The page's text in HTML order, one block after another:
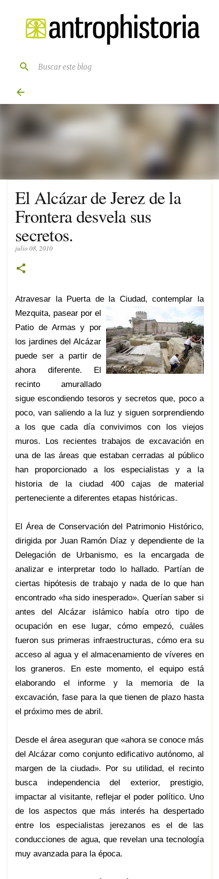
Ir al contenido principal
El Alcázar de Jerez de la
Frontera desvela sus
secretos.
julio 08, 2010
Atravesar la Puerta de la Ciudad, contemplar la
Mezquita, pasear por el
Patio de Armas y por
los jardines del Alcázar
puede ser a partir de
ahora diferente. El
recinto amurallado
sigue escondiendo tesoros y secretos que, poco a
poco, van saliendo a la luz y siguen sorprendiendo
a los que cada día convivimos con los viejos
muros. Los recientes trabajos de excavación en
una de las áreas que estaban cerradas al público
han proporcionado a los especialistas y a la
historia de la ciudad 400 cajas de material
perteneciente a diferentes etapas históricas.
El Área de Conservación del Patrimonio Histórico,
dirigida por Juan Ramón Díaz y dependiente de la
Delegación de Urbanismo, es la encargada de
analizar e interpretar todo lo hallado. Partían de
ciertas hipótesis de trabajo y nada de lo que han
encontrado «ha sido inesperado». Querían saber si
antes del Alcázar islámico había otro tipo de
ocupación en ese lugar, cómo empezó, cuáles
fueron sus primeras infraestructuras, cómo era su
acceso al agua y el almacenamiento de víveres en
los graneros. En este momento, el equipo está
elaborando el informe y la memoria de la
excavación, fase para la que tienen de plazo hasta
el próximo mes de abril.
Desde el área aseguran que «ahora se conoce más
del Alcázar como conjunto edificativo autónomo, al
margen de la ciudad». Por su utilidad, el recinto
busca independencia del exterior, prestigio,
impactar al visitante, reflejar el poder político. Uno
de los aspectos que más interés ha despertado
entre los especialistas jerezanos es el de las
conducciones de agua, que revelan una tecnología
muy avanzada para la época.